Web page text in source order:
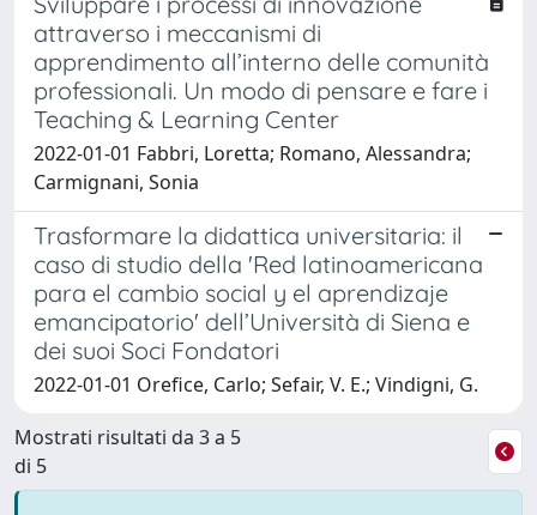
attraverso i meccanismi di
apprendimento all’interno delle comunità
professionali. Un modo di pensare e fare i
Teaching & Learning Center
2022-01-01 Fabbri, Loretta; Romano, Alessandra;
Carmignani, Sonia
Trasformare la didattica universitaria: il
caso di studio della 'Red latinoamericana
para el cambio social y el aprendizaje
emancipatorio' dell’Università di Siena e
dei suoi Soci Fondatori
2022-01-01 Orefice, Carlo; Sefair, V. E.; Vindigni, G.
Mostrati risultati da 3 a 5
di 5